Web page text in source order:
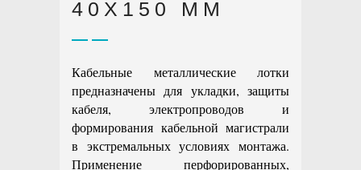
40X150 ММ
Кабельные металлические лотки
предназначены для укладки, защиты
кабеля, электропроводов и
формирования кабельной магистрали
в экстремальных условиях монтажа.
Применение перфорированных,